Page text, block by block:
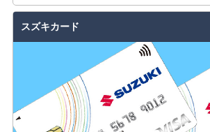
スズキカード